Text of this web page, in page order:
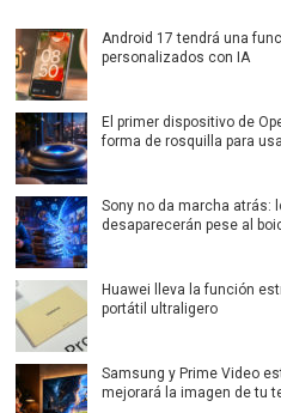
Android 17 tendrá una
personalizados con IA
El primer dispositivo de
forma de rosquilla para
Sony no da marcha atrás:
desaparecerán pese al
Huawei lleva la función
portátil ultraligero
Samsung y Prime Video
mejorará la imagen de tu